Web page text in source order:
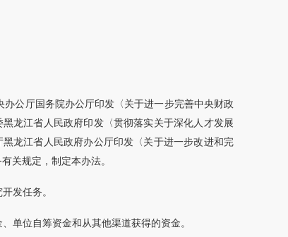
公厅国务院办公厅印发〈关于进一步完善中央财政
龙江省人民政府印发〈贯彻落实关于深化人才发展
龙江省人民政府办公厅印发〈关于进一步改进和完
关规定，制定本办法。
发任务。
单位自筹资金和从其他渠道获得的资金。